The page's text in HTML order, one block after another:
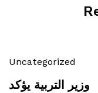
Uncategorized
وزير التربية يؤكد